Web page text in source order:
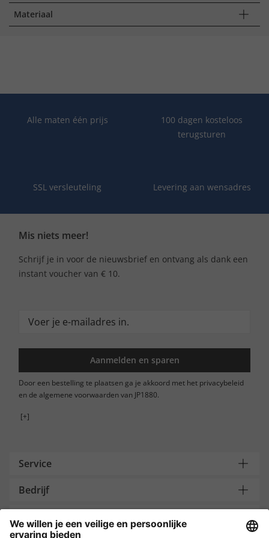
Materiaal
Alle maten één prijs
100 dagen kosteloos
terugsturen
SSL versleuteling Levering aan wensadres
Mis niets meer!
Schrijf je in voor de nieuwsbrief en ontvang als dank een
instant voucher van € 10.
Aanmelden en sparen
Door een bestelling te plaatsen ga je akkoord met het privacybeleid
en de algemene voorwaarden van JP1880.
[+]
Service
Bedrijf